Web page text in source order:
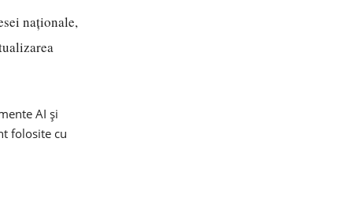
naționale,
AI și
folosite cu